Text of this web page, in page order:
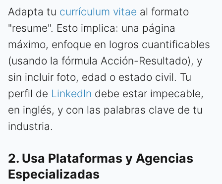
Adapta tu currículum vitae al formato
"resume". Esto implica: una página
máximo, enfoque en logros cuantificables
(usando la fórmula Acción-Resultado), y
sin incluir foto, edad o estado civil. Tu
perfil de LinkedIn debe estar impecable,
en inglés, y con las palabras clave de tu
industria.
2. Usa Plataformas y Agencias
Especializadas